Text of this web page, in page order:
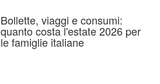
Bollette, viaggi e consumi:
quanto costa l'estate 2026 per
le famiglie italiane